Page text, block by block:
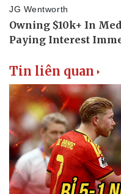
Tin liên quan